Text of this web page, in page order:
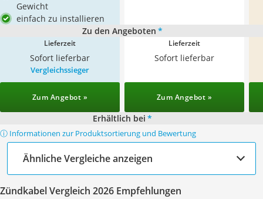
Gewicht
einfach zu installieren
Zu den Angeboten *
Lieferzeit
Sofort lieferbar
Lieferzeit
Sofort lieferbar
Vergleichssieger
Zum Angebot » Zum Angebot »
Erhältlich bei *
ⓘ Informationen zur Produktsortierung und Bewertung
Ähnliche Vergleiche anzeigen
Zündkabel Vergleich 2026 Empfehlungen